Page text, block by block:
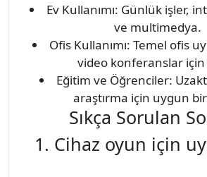
Ev Kullanımı: Günlük işler,
ve multimedya.
Ofis Kullanımı: Temel ofis
video konferanslar için
Eğitim ve Öğrenciler:
araştırma için uygun
Sıkça Sorulan
1. Cihaz oyun için